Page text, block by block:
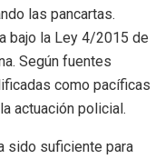
las pancartas.
bajo la Ley 4/2015 de
Según fuentes
como pacíficas
actuación policial.
sido suficiente para